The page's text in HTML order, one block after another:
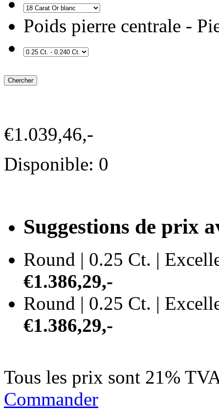
Poids pierre centrale -
€1.039,46,-
Disponible: 0
Suggestions de prix
Round | 0.25 Ct. |
€1.386,29,-
Round | 0.25 Ct. |
€1.386,29,-
Tous les prix sont 21%
Commander